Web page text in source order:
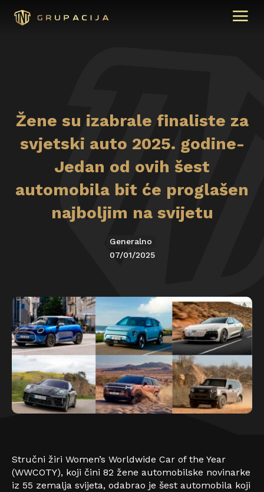
Žene su izabrale finaliste za
svjetski auto 2025. godine-
Jedan od ovih šest
automobila bit će proglašen
najboljim na svijetu
Generalno
07/01/2025
Stručni žiri Women’s Worldwide Car of the Year
(WWCOTY), koji čini 82 žene automobilske novinarke
iz 55 zemalja svijeta, odabrao je šest automobila koji